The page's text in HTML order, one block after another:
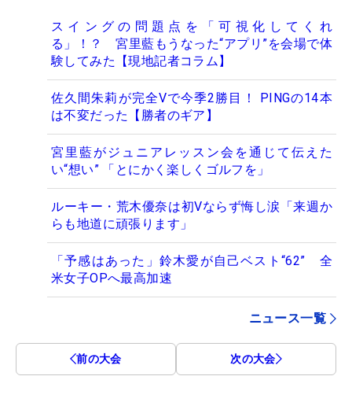
スイングの問題点を「可視化してくれ
る」！？ 宮里藍もうなった“アプリ”を会場で体
験してみた【現地記者コラム】
佐久間朱莉が完全Vで今季2勝目！ PINGの14本
は不変だった【勝者のギア】
宮里藍がジュニアレッスン会を通じて伝えた
い“想い” 「とにかく楽しくゴルフを」
ルーキー・荒木優奈は初Vならず悔し涙「来週か
らも地道に頑張ります」
「予感はあった」鈴木愛が自己ベスト“62” 全
米女子OPへ最高加速
ニュース一覧
前の大会 次の大会